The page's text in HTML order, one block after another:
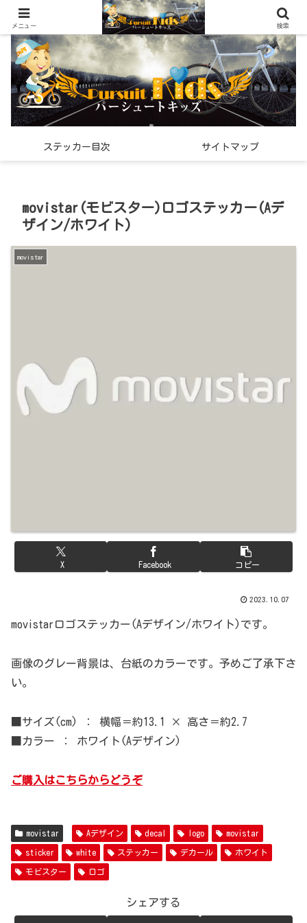
世界中で見つけた「希少なスポーツ雑貨」の紹介メディア
ステッカー目次 サイトマップ
movistar(モビスター)ロゴステッカー(Aデ
ザイン/ホワイト)
movistar
X Facebook コピー
2023.10.07
movistarロゴステッカー(Aデザイン/ホワイト)です。
画像のグレー背景は、台紙のカラーです。予めご了承下さ
い。
■サイズ(cm) ： 横幅＝約13.1 × 高さ＝約2.7
■カラー ： ホワイト(Aデザイン)
ご購入はこちらからどうぞ
movistar Aデザイン decal logo movistar
sticker white ステッカー デカール ホワイト
モビスター ロゴ
シェアする
メニュー 検索